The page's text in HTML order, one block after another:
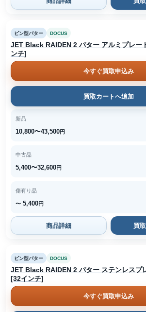
ピン型パター DOCUS
JET Black RAIDEN 2 パター アルミプレー
ンチ]
今すぐ買取申込み
買取カートへ追加
新品
10,800〜43,500円
中古品
5,400〜32,600円
傷有り品
〜 5,400円
商品詳細 買
ピン型パター DOCUS
JET Black RAIDEN 2 パター ステンレスプ
[32インチ]
今すぐ買取申込み